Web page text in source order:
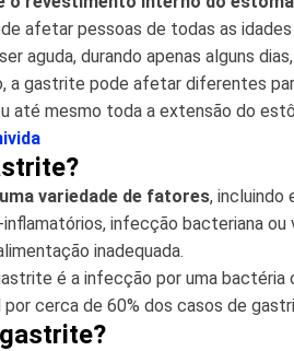
afetar pessoas de todas as idades
aguda, durando apenas alguns
a gastrite pode afetar diferentes
até mesmo toda a extensão do
variedade de fatores, incluindo
infecção bacteriana ou
inadequada.
é a infecção por uma
cerca de 60% dos casos de